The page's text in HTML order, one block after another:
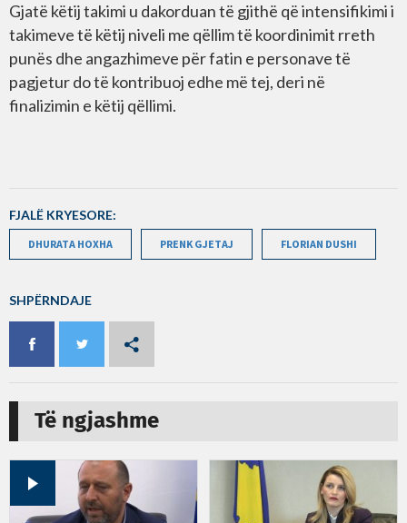
Gjatë këtij takimi u dakorduan të gjithë që intensifikimi i
takimeve të këtij niveli me qëllim të koordinimit rreth
punës dhe angazhimeve për fatin e personave të
pagjetur do të kontribuoj edhe më tej, deri në
finalizimin e këtij qëllimi.
FJALË KRYESORE:
DHURATA HOXHA PRENK GJETAJ FLORIAN DUSHI
SHPËRNDAJE
Të ngjashme